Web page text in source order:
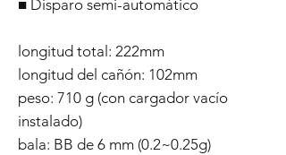
■ Disparo semi-automático
longitud total: 222mm
longitud del cañón: 102mm
peso: 710 g (con cargador vacío
instalado)
bala: BB de 6 mm (0.2~0.25g)